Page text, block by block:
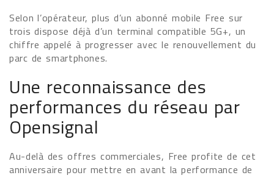
Selon l’opérateur, plus d’un abonné mobile Free sur
trois dispose déjà d’un terminal compatible 5G+, un
chiffre appelé à progresser avec le renouvellement du
parc de smartphones.
Une reconnaissance des
performances du réseau par
Opensignal
Au-delà des offres commerciales, Free profite de cet
anniversaire pour mettre en avant la performance de